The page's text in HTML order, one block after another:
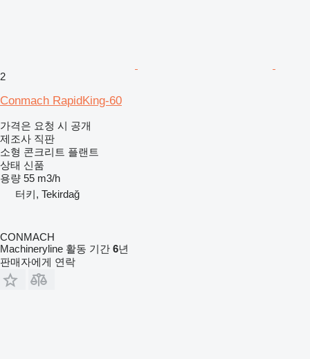
2
Conmach RapidKing-60
가격은 요청 시 공개
제조사 직판
소형 콘크리트 플랜트
상태 신품
용량 55 m3/h
터키, Tekirdağ
CONMACH
Machineryline 활동 기간 6년
판매자에게 연락